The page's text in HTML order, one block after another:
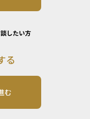
したい方
る
む